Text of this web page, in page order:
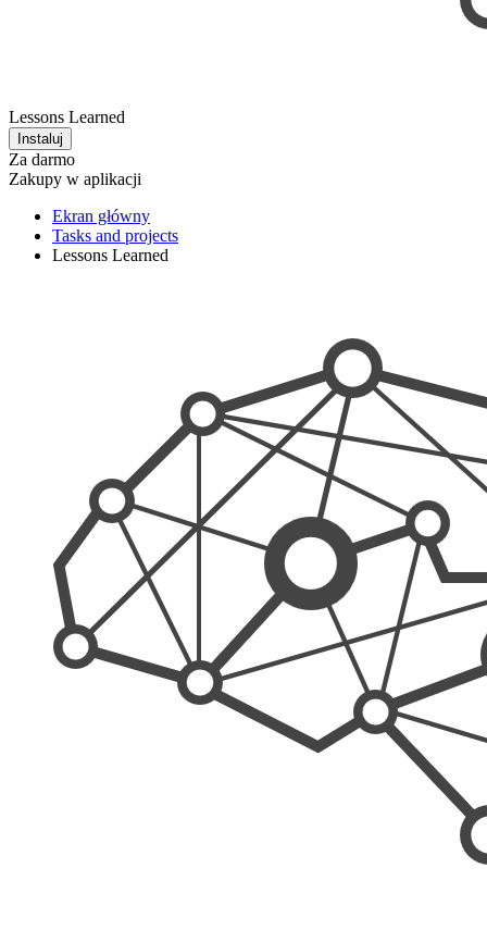
Lessons Learned
Instaluj
Za darmo
Zakupy w aplikacji
Ekran główny
Tasks and projects
Lessons Learned